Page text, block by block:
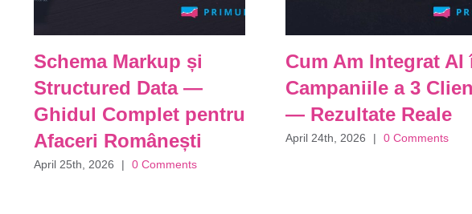
Schema Markup și
Structured Data —
Ghidul Complet pentru
Afaceri Românești
April 25th, 2026 | 0 Comments
Cum Am Integrat AI
Campaniile a 3
— Rezultate Reale
April 24th, 2026 | 0 Comments